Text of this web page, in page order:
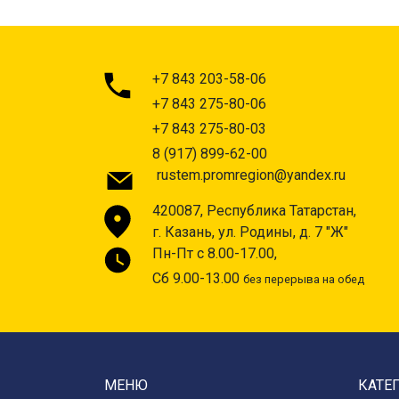
+7 843 203-58-06
+7 843 275-80-06
+7 843 275-80-03
8 (917) 899-62-00
rustem.promregion@yandex.ru
420087, Республика Татарстан,
г. Казань, ул. Родины, д. 7 "Ж"
Пн-Пт с 8.00-17.00,
Сб 9.00-13.00 без перерыва на обед
МЕНЮ